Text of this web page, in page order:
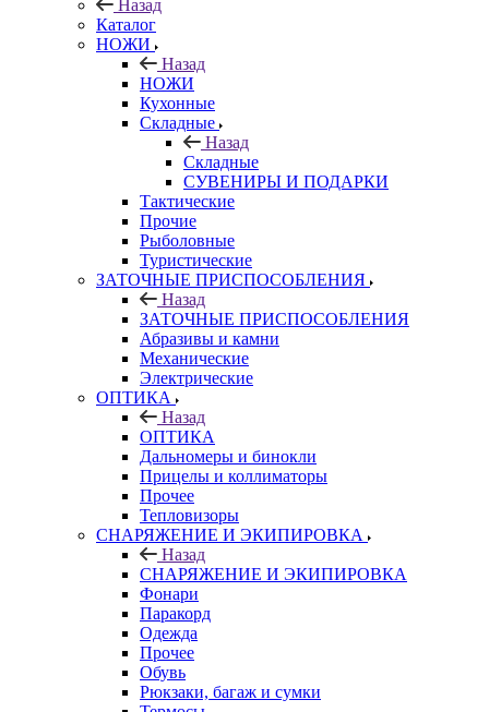
Назад
Каталог
НОЖИ
Назад
НОЖИ
Кухонные
Складные
Назад
Складные
СУВЕНИРЫ И ПОДАРКИ
Тактические
Прочие
Рыболовные
Туристические
ЗАТОЧНЫЕ ПРИСПОСОБЛЕНИЯ
Назад
ЗАТОЧНЫЕ ПРИСПОСОБЛЕНИЯ
Абразивы и камни
Механические
Электрические
ОПТИКА
Назад
ОПТИКА
Дальномеры и бинокли
Прицелы и коллиматоры
Прочее
Тепловизоры
СНАРЯЖЕНИЕ И ЭКИПИРОВКА
Назад
СНАРЯЖЕНИЕ И ЭКИПИРОВКА
Фонари
Паракорд
Одежда
Прочее
Обувь
Рюкзаки, багаж и сумки